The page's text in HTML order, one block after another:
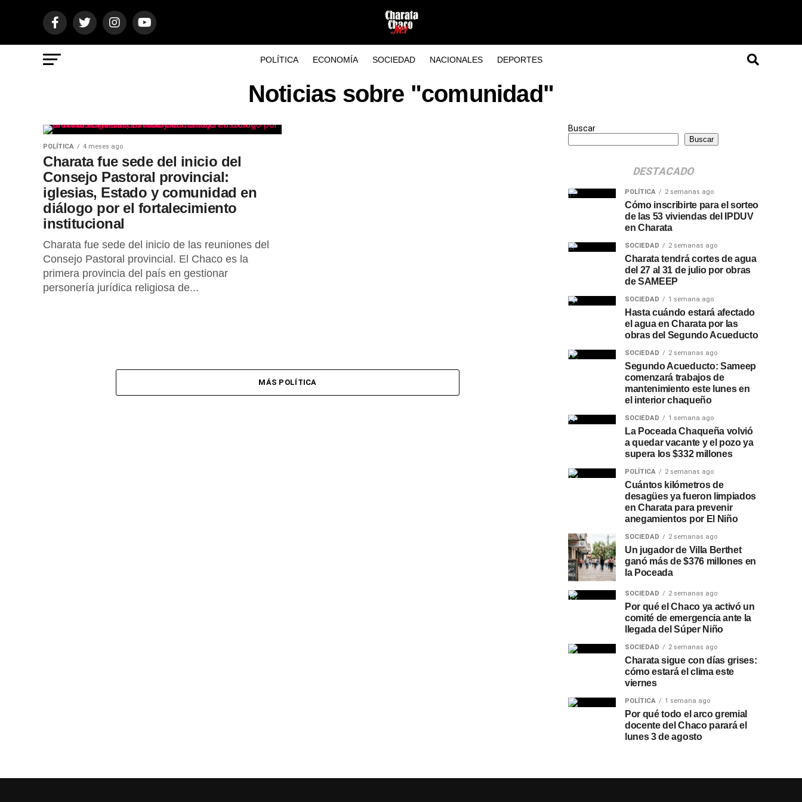
POLÍTICA ECONOMÍA SOCIEDAD NACIONALES DEPORTES
Noticias sobre "comunidad"
POLÍTICA 4 meses ago
Charata fue sede del inicio del
Consejo Pastoral provincial:
iglesias, Estado y comunidad en
diálogo por el fortalecimiento
institucional
Charata fue sede del inicio de las reuniones del
Consejo Pastoral provincial. El Chaco es la
primera provincia del país en gestionar
personería jurídica religiosa de...
MÁS POLÍTICA
Buscar
Buscar
DESTACADO
POLÍTICA 2 semanas ago
Cómo inscribirte para el sorteo
de las 53 viviendas del IPDUV
en Charata
SOCIEDAD 2 semanas ago
Charata tendrá cortes de agua
del 27 al 31 de julio por obras
de SAMEEP
SOCIEDAD 1 semana ago
Hasta cuándo estará afectado
el agua en Charata por las
obras del Segundo Acueducto
SOCIEDAD 2 semanas ago
Segundo Acueducto: Sameep
comenzará trabajos de
mantenimiento este lunes en
el interior chaqueño
SOCIEDAD 1 semana ago
La Poceada Chaqueña volvió
a quedar vacante y el pozo ya
supera los $332 millones
POLÍTICA 2 semanas ago
Cuántos kilómetros de
desagües ya fueron limpiados
en Charata para prevenir
anegamientos por El Niño
SOCIEDAD 2 semanas ago
Un jugador de Villa Berthet
ganó más de $376 millones en
la Poceada
SOCIEDAD 2 semanas ago
Por qué el Chaco ya activó un
comité de emergencia ante la
llegada del Súper Niño
SOCIEDAD 2 semanas ago
Charata sigue con días grises:
cómo estará el clima este
viernes
POLÍTICA 1 semana ago
Por qué todo el arco gremial
docente del Chaco parará el
lunes 3 de agosto